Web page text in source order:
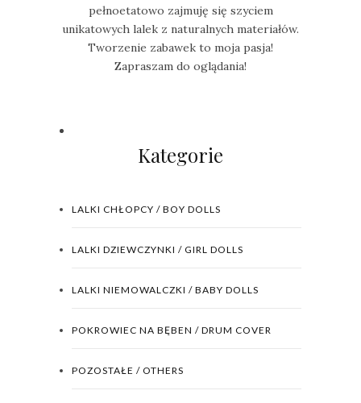
pełnoetatowo zajmuję się szyciem
unikatowych lalek z naturalnych materiałów.
Tworzenie zabawek to moja pasja!
Zapraszam do oglądania!
Kategorie
LALKI CHŁOPCY / BOY DOLLS
LALKI DZIEWCZYNKI / GIRL DOLLS
LALKI NIEMOWALCZKI / BABY DOLLS
POKROWIEC NA BĘBEN / DRUM COVER
POZOSTAŁE / OTHERS